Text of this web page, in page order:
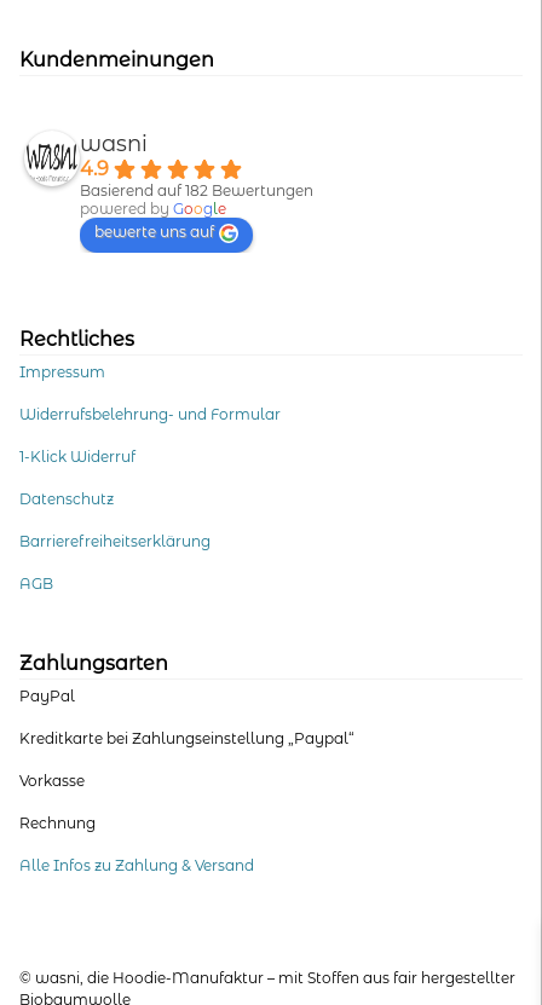
Kundenmeinungen
wasni
4.9
Basierend auf 182 Bewertungen
powered by Goog le
bewerte uns auf
Rechtliches
Impressum
Widerrufsbelehrung- und Formular
1-Klick Widerruf
Datenschutz
Barrierefreiheitserklärung
AGB
Zahlungsarten
PayPal
Kreditkarte bei Zahlungseinstellung „Paypal“
Vorkasse
Rechnung
Alle Infos zu Zahlung & Versand
© wasni, die Hoodie-Manufaktur – mit Stoffen aus fair hergestellter
Biobaumwolle